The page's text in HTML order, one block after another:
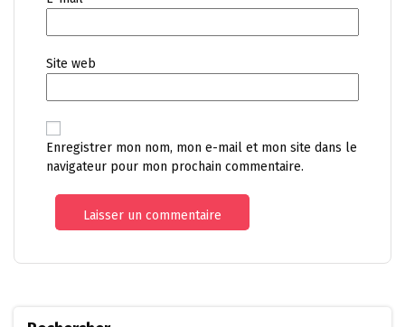
Site web
Enregistrer mon nom, mon e-mail et mon site dans le
navigateur pour mon prochain commentaire.